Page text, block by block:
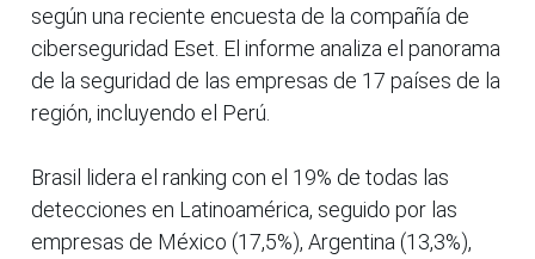
según una reciente encuesta de la compañía de
ciberseguridad Eset. El informe analiza el panorama
de la seguridad de las empresas de 17 países de la
región, incluyendo el Perú.
Brasil lidera el ranking con el 19% de todas las
detecciones en Latinoamérica, seguido por las
empresas de México (17,5%), Argentina (13,3%),